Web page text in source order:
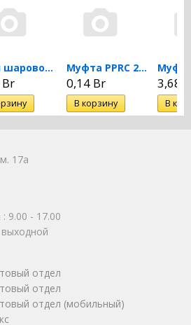
Кран шаровой PPRC 25 MeerPlast Муфта PPRC 25 MeerPlast
0,14 Br 3,68
17а
9.00 - 17.00
отдел
отдел
отдел (мобильный)